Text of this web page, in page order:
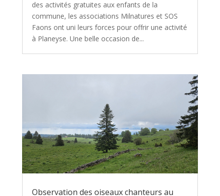
des activités gratuites aux enfants de la
commune, les associations Milnatures et SOS
Faons ont uni leurs forces pour offrir une activité
à Planeyse. Une belle occasion de...
Observation des oiseaux chanteurs au